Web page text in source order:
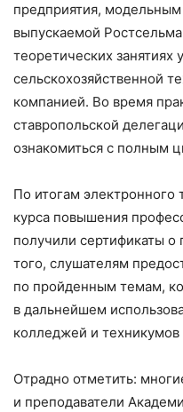
предприятия,
выпускаемой
теоретических
сельскохозяйственной
компанией. Во время
ставропольской
ознакомиться с полным
По итогам электронного
курса повышения
получили сертификаты
того, слушателям
по пройденным темам,
в дальнейшем
колледжей и
Отрадно отметить:
и преподаватели